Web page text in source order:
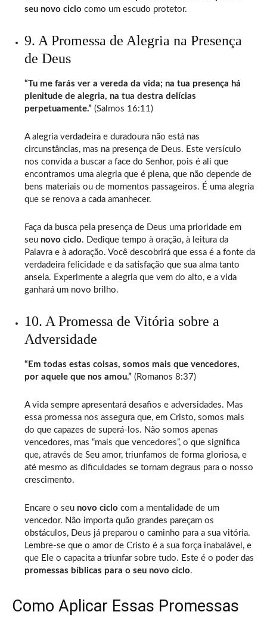
seu novo ciclo como um escudo protetor.
9. A Promessa de Alegria na Presença
de Deus
“Tu me farás ver a vereda da vida; na tua presença há
plenitude de alegria, na tua destra delícias
perpetuamente.” (Salmos 16:11)
A alegria verdadeira e duradoura não está nas
circunstâncias, mas na presença de Deus. Este versículo
nos convida a buscar a face do Senhor, pois é ali que
encontramos uma alegria que é plena, que não depende de
bens materiais ou de momentos passageiros. É uma alegria
que se renova a cada amanhecer.
Faça da busca pela presença de Deus uma prioridade em
seu novo ciclo. Dedique tempo à oração, à leitura da
Palavra e à adoração. Você descobrirá que essa é a fonte da
verdadeira felicidade e da satisfação que sua alma tanto
anseia. Experimente a alegria que vem do alto, e a vida
ganhará um novo brilho.
10. A Promessa de Vitória sobre a
Adversidade
“Em todas estas coisas, somos mais que vencedores,
por aquele que nos amou.” (Romanos 8:37)
A vida sempre apresentará desafios e adversidades. Mas
essa promessa nos assegura que, em Cristo, somos mais
do que capazes de superá-los. Não somos apenas
vencedores, mas “mais que vencedores”, o que significa
que, através de Seu amor, triunfamos de forma gloriosa, e
até mesmo as dificuldades se tornam degraus para o nosso
crescimento.
Encare o seu novo ciclo com a mentalidade de um
vencedor. Não importa quão grandes pareçam os
obstáculos, Deus já preparou o caminho para a sua vitória.
Lembre-se que o amor de Cristo é a sua força inabalável, e
que Ele o capacita a triunfar sobre tudo. Este é o poder das
promessas bíblicas para o seu novo ciclo.
Como Aplicar Essas Promessas